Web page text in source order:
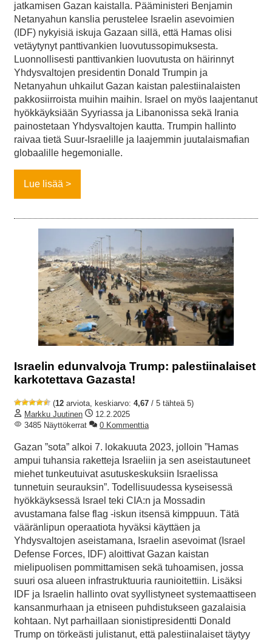
jatkamisen Gazan kaistalla. Pääministeri Benjamin
Netanyahun kanslia perustelee Israelin asevoimien
(IDF) nykyisiä iskuja Gazaan sillä, että Hamas olisi
vetäytynyt panttivankien luovutussopimuksesta.
Luonnollisesti panttivankien luovutusta on häirinnyt
Yhdysvaltojen presidentin Donald Trumpin ja
Netanyahun uhkailut Gazan kaistan palestiinalaisten
pakkosiirroista muihin maihin. Israel on myös laajentanut
hyökkäyksiään Syyriassa ja Libanonissa sekä Irania
painostetaan Yhdysvaltojen kautta. Trumpin hallinto
raivaa tietä Suur-Israelille ja laajemmin juutalaismafian
globaalille hegemonialle.
Lue lisää
Israelin edunvalvoja Trump: palestiinalaiset
karkotettava Gazasta!
(12 arviota, keskiarvo: 4,67 / 5 tähteä 5)
Markku Juutinen
12.2.2025
3485 Näyttökerrat
0 Kommenttia
Gazan ”sota” alkoi 7. lokakuuta 2023, jolloin ”Hamas
ampui tuhansia raketteja Israeliin ja sen aseistautuneet
miehet tunkeutuivat asutuskeskuksiin Israelissa
tunnetuin seurauksin”. Todellisuudessa kyseisessä
hyökkäyksessä Israel teki CIA:n ja Mossadin
avustamana false flag -iskun itsensä kimppuun. Tätä
vääränlipun operaatiota hyväksi käyttäen ja
Yhdysvaltojen aseistamana, Israelin asevoimat (Israel
Defense Forces, IDF) aloittivat Gazan kaistan
mielipuolisen pommittamisen sekä tuhoamisen, jossa
suuri osa alueen infrastruktuuria raunioitettiin. Lisäksi
IDF ja Israelin hallinto ovat syyllistyneet systemaattiseen
kansanmurhaan ja etniseen puhdistukseen gazalaisia
kohtaan. Nyt parhaillaan sionistipresidentti Donald
Trump on törkeästi julistanut, että palestiinalaiset täytyy